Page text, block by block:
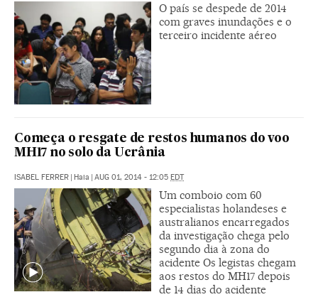
O país se despede de 2014
com graves inundações e o
terceiro incidente aéreo
Começa o resgate de restos humanos do voo
MH17 no solo da Ucrânia
ISABEL FERRER | Haia | AUG 01, 2014 - 12:05 EDT
Um comboio com 60
especialistas holandeses e
australianos encarregados
da investigação chega pelo
segundo dia à zona do
acidente Os legistas chegam
aos restos do MH17 depois
de 14 dias do acidente